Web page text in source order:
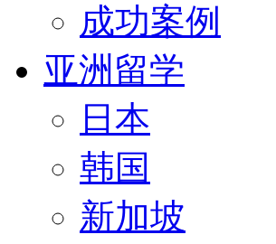
成功案例
亚洲留学
日本
韩国
新加坡